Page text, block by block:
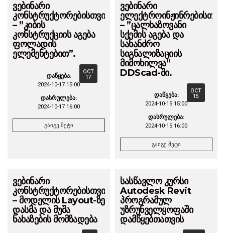
ვებინარი
კონსტრუქტორებისთვის
– ”კიბის
კონსტრუქციის აგება
ფოლადის
ელემენტებით”.
OCT
17
დაწყება:
2024-10-17 15:00
დასრულება:
2024-10-17 16:00
გაიგე მეტი
ვებინარი
– ”ცალხაზოვანი
სქემის აგება და
სახანძრო
სიგნალიზაციის
მიმოხილვა”
DDScad-ში.
OCT
15
დაწყება:
2024-10-15 15:00
დასრულება:
2024-10-15 16:00
გაიგე მეტი
ვებინარი
კონსტრუქტორებისთვის
– მოდელის Layout-ზე
დასმა და მუშა
ნახაზების მომზადება
სასწავლო კურსი
Autodesk Revit
პროგრამულ
უზრუნველყოფაში
დამწყებთათვის